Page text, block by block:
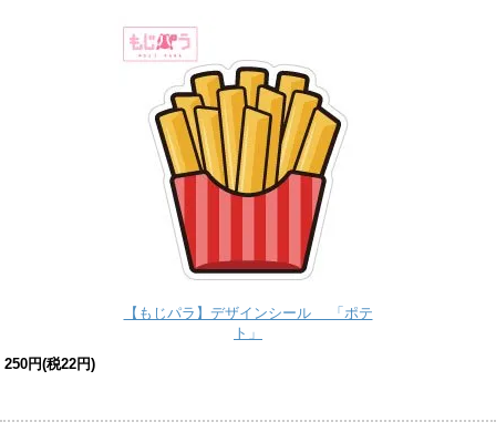
【もじパラ】デザインシール 「ポテ
ト」
250円(税22円)